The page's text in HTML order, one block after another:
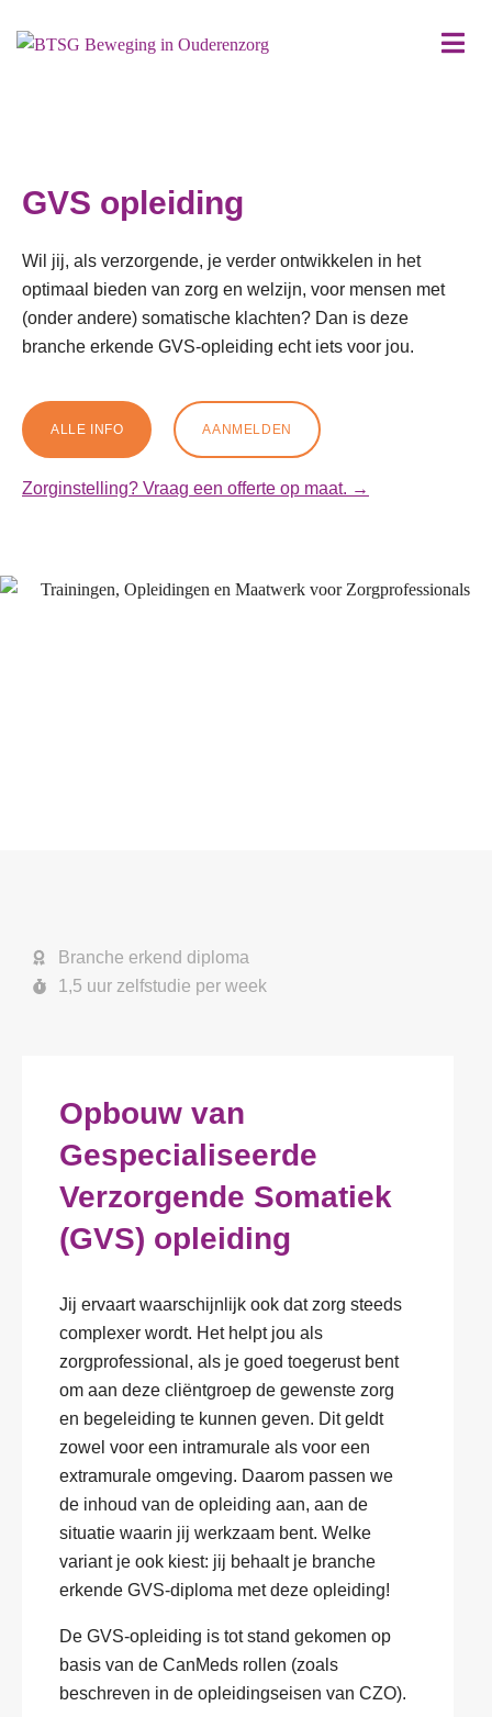
GVS opleiding
Wil jij, als verzorgende, je verder ontwikkelen in het
optimaal bieden van zorg en welzijn, voor mensen met
(onder andere) somatische klachten? Dan is deze
branche erkende GVS-opleiding echt iets voor jou.
ALLE INFO AANMELDEN
Zorginstelling? Vraag een offerte op maat. →
Branche erkend diploma
1,5 uur zelfstudie per week
Opbouw van
Gespecialiseerde
Verzorgende Somatiek
(GVS) opleiding
Jij ervaart waarschijnlijk ook dat zorg steeds
complexer wordt. Het helpt jou als
zorgprofessional, als je goed toegerust bent
om aan deze cliëntgroep de gewenste zorg
en begeleiding te kunnen geven. Dit geldt
zowel voor een intramurale als voor een
extramurale omgeving. Daarom passen we
de inhoud van de opleiding aan, aan de
situatie waarin jij werkzaam bent. Welke
variant je ook kiest: jij behaalt je branche
erkende GVS-diploma met deze opleiding!
De GVS-opleiding is tot stand gekomen op
basis van de CanMeds rollen (zoals
beschreven in de opleidingseisen van CZO).